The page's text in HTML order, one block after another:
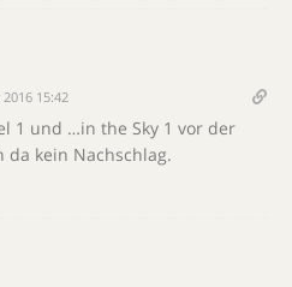
15:42
1 und …in the Sky 1 vor der
da kein Nachschlag.